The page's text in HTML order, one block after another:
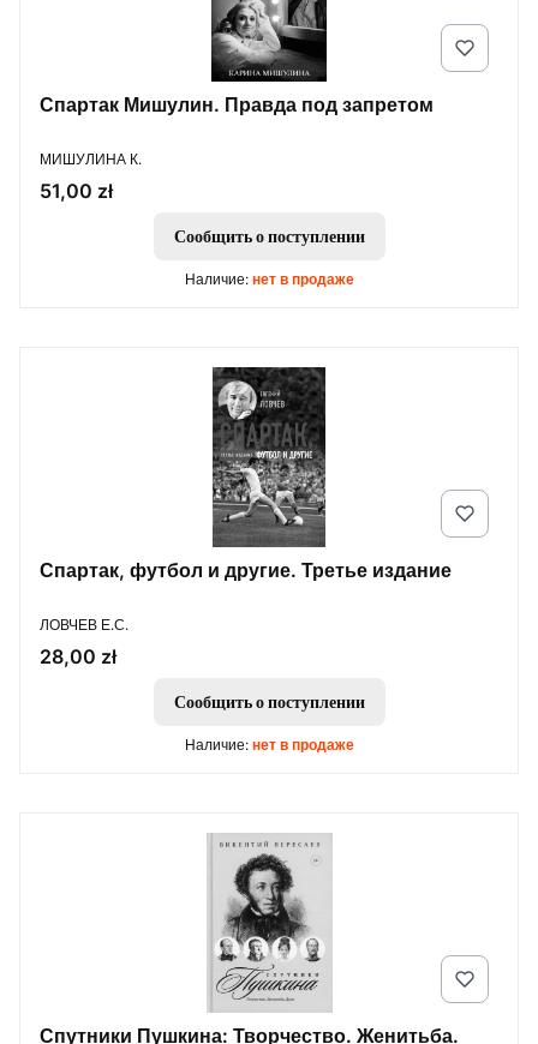
Спартак Мишулин. Правда под запретом
ПРОИЗВОДИТЕЛЬ
МИШУЛИНА К.
Цена
51,00 zł
Сообщить о поступлении
Наличие: нет в продаже
Спартак, футбол и другие. Третье издание
ПРОИЗВОДИТЕЛЬ
ЛОВЧЕВ Е.С.
Цена
28,00 zł
Сообщить о поступлении
Наличие: нет в продаже
Спутники Пушкина: Творчество. Женитьба.